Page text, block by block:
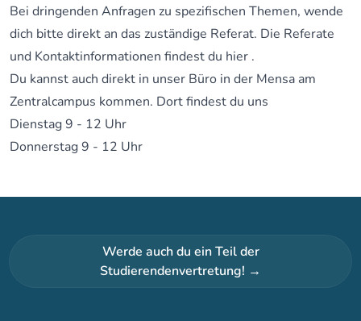
Bei dringenden Anfragen zu spezifischen Themen, wende
dich bitte direkt an das zuständige Referat. Die Referate
und Kontaktinformationen findest du hier .
Du kannst auch direkt in unser Büro in der Mensa am
Zentralcampus kommen. Dort findest du uns
Dienstag 9 - 12 Uhr
Donnerstag 9 - 12 Uhr
Werde auch du ein Teil der
Studierendenvertretung! →